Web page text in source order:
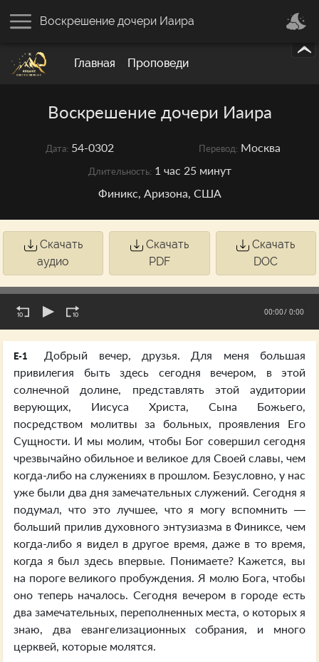
Главная Проповеди
Воскрешение дочери Иаира
Воскрешение дочери Иаира
Дата: 54-0302 Перевод: Москва
Длительность: 1 час 25 минут
Финикс, Аризона, США
Скачать
аудио
Скачать
PDF
Скачать
DOC
00:00/ 0:00
E-1
Добрый вечер, друзья. Для меня большая
привилегия быть здесь сегодня вечером, в этой
солнечной долине, представлять этой аудитории
верующих, Иисуса Христа, Сына Божьего,
посредством молитвы за больных, проявления Его
Сущности. И мы молим, чтобы Бог совершил сегодня
чрезвычайно обильное и великое для Своей славы, чем
когда-либо на служениях в прошлом. Безусловно, у нас
уже были два дня замечательных служений. Сегодня я
подумал, что это лучшее, что я могу вспомнить —
больший прилив духовного энтузиазма в Финиксе, чем
когда-либо я видел в другое время, даже в то время,
когда я был здесь впервые. Понимаете? Кажется, вы
на пороге великого пробуждения. Я молю Бога, чтобы
оно теперь началось. Сегодня вечером в городе есть
два замечательных, переполненных места, о которых я
знаю, два евангелизационных собрания, и много
церквей, которые молятся.